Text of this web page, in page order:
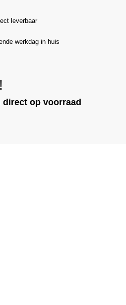
leverbaar
werkdag in huis
direct op voorraad